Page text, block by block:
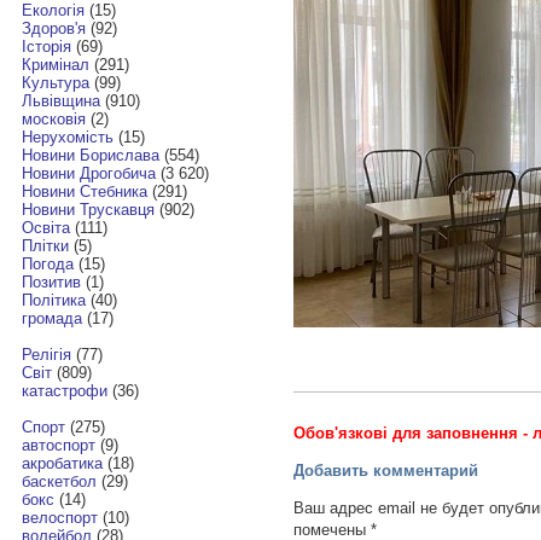
Екологія(15)
Здоров'я(92)
Історія(69)
Кримінал (291)
Культура(99)
Львівщина(910)
московія(2)
Нерухомість(15)
Новини Борислава(554)
Новини Дрогобича(3 620)
Новини Стебника(291)
Новини Трускавця(902)
Освіта(111)
Плітки(5)
Погода(15)
Позитив(1)
Політика(40)
громада(17)
Релігія(77)
Світ(809)
катастрофи(36)
Спорт(275)
автоспорт(9)
акробатика(18)
баскетбол (29)
бокс (14)
велоспорт(10)
волейбол (28)
Обов'язкові для заповнення -
Добавить комментарий
Ваш адрес email не будет
помечены *